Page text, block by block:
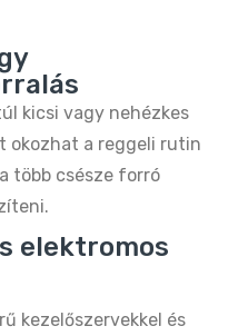
gép – CO₂
szódához
Kenyérpirító –
2‑Szeletes
Széles Nyílás
kicsi vagy nehézkes
okozhat a reggeli rutin
több csésze forró
elektromos
kezelőszervekkel és